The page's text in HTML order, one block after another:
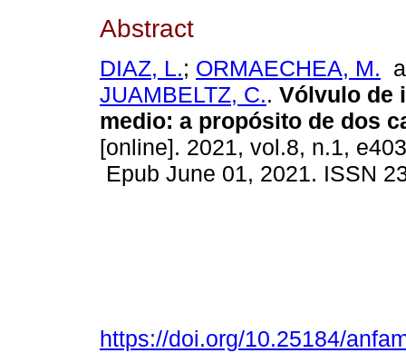
Abstract
DIAZ, L.; ORMAECHEA, M.
JUAMBELTZ, C.. Vólvulo de
medio: a propósito de dos
[online]. 2021, vol.8, n.1,
Epub June 01, 2021. ISSN
https://doi.org/10.25184/